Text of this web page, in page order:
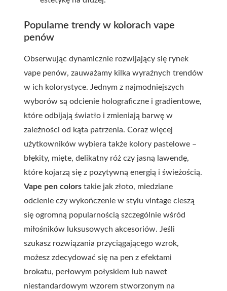
Popularne trendy w kolorach vape
penów
Obserwując dynamicznie rozwijający się rynek
vape penów, zauważamy kilka wyraźnych trendów
w ich kolorystyce. Jednym z najmodniejszych
wyborów są odcienie holograficzne i gradientowe,
które odbijają światło i zmieniają barwę w
zależności od kąta patrzenia. Coraz więcej
użytkowników wybiera także kolory pastelowe –
błękity, mięte, delikatny róż czy jasną lawendę,
które kojarzą się z pozytywną energią i świeżością.
Vape pen colors takie jak złoto, miedziane
odcienie czy wykończenie w stylu vintage cieszą
się ogromną popularnością szczególnie wśród
miłośników luksusowych akcesoriów. Jeśli
szukasz rozwiązania przyciągającego wzrok,
możesz zdecydować się na pen z efektami
brokatu, perłowym połyskiem lub nawet
niestandardowym wzorem stworzonym na